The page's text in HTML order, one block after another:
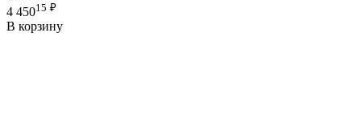
4 45015 ₽
В корзину